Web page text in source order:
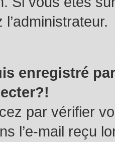
enregistré
par vérifier
l’e-mail reçu